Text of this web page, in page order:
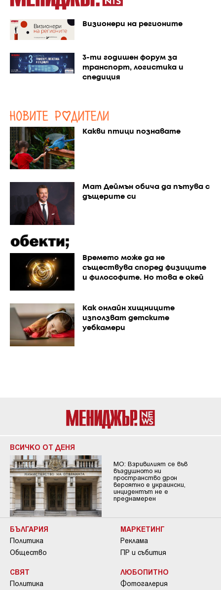
Визионери на регионите
3-ти годишен форум за
транспорт, логистика и
спедиция
Какви птици познавате
Мат Деймън обича да пътува с
дъщерите си
Времето може да не
съществува според физиците
и философите. Но това е окей
Как онлайн хищниците
използват детските
уебкамери
ВСИЧКО ОТ ДЕНЯ
МО: Взривилият се във
въздушното ни
пространство дрон
вероятно е украински,
инцидентът не е
преднамерен
БЪЛГАРИЯ
Политика
Общество
СВЯТ
Политика
МАРКЕТИНГ
Реклама
ПР и събития
ЛЮБОПИТНО
Фотогалерия